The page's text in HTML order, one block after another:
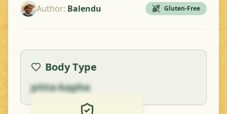
Author: Balendu Gluten-Free
Body Type
pitta-kapha